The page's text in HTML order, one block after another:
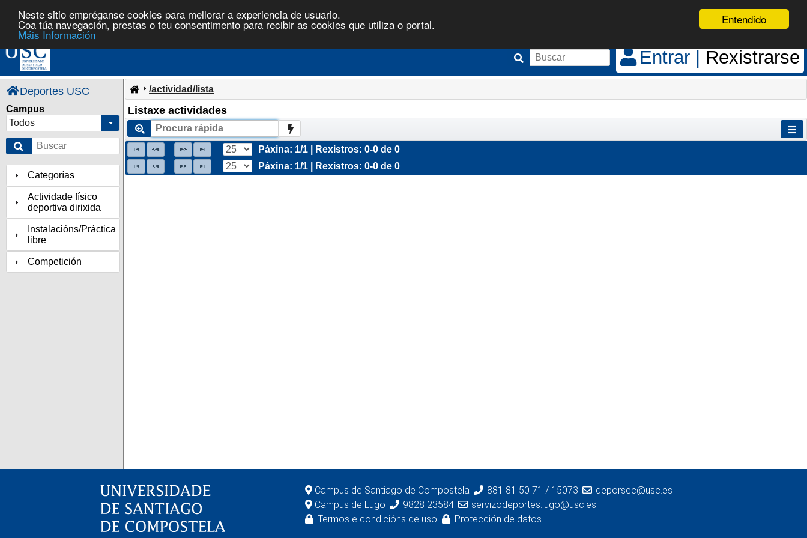
Entendido
Neste sitio empréganse cookies para mellorar a experiencia de usuario.
Coa túa navegación, prestas o teu consentimento para recibir as cookies que utiliza o portal.
Máis Información
Entrar Rexistrarse
/actividad/lista
Listaxe actividades
Páxina: 1/1 | Rexistros: 0-0 de 0
Páxina: 1/1 | Rexistros: 0-0 de 0
Deportes USC
Campus
Todos
Categorías
Actividade físico
deportiva dirixida
Instalacións/Práctica
libre
Competición
Campus de Santiago de Compostela 881 81 50 71 / 15073
deporsec@usc.es
Campus de Lugo
9828 23584
servizodeportes.lugo@usc.es
Termos e condicións de uso
Protección de datos